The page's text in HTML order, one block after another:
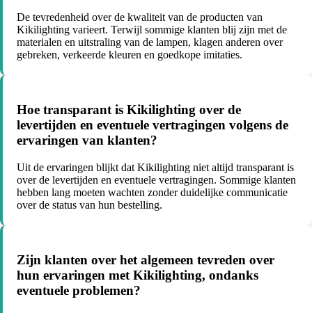
De tevredenheid over de kwaliteit van de producten van
Kikilighting varieert. Terwijl sommige klanten blij zijn met de
materialen en uitstraling van de lampen, klagen anderen over
gebreken, verkeerde kleuren en goedkope imitaties.
Hoe transparant is Kikilighting over de
levertijden en eventuele vertragingen volgens de
ervaringen van klanten?
Uit de ervaringen blijkt dat Kikilighting niet altijd transparant is
over de levertijden en eventuele vertragingen. Sommige klanten
hebben lang moeten wachten zonder duidelijke communicatie
over de status van hun bestelling.
Zijn klanten over het algemeen tevreden over
hun ervaringen met Kikilighting, ondanks
eventuele problemen?